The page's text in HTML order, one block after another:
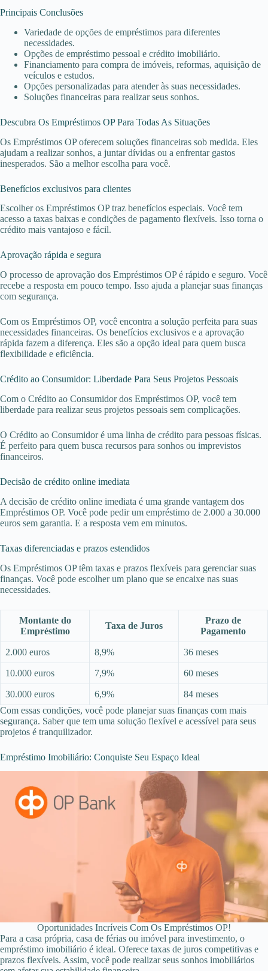
Principais Conclusões
Variedade de opções de empréstimos para diferentes
necessidades.
Opções de empréstimo pessoal e crédito imobiliário.
Financiamento para compra de imóveis, reformas, aquisição de
veículos e estudos.
Opções personalizadas para atender às suas necessidades.
Soluções financeiras para realizar seus sonhos.
Descubra Os Empréstimos OP Para Todas As Situações
Os Empréstimos OP oferecem soluções financeiras sob medida. Eles
ajudam a realizar sonhos, a juntar dívidas ou a enfrentar gastos
inesperados. São a melhor escolha para você.
Benefícios exclusivos para clientes
Escolher os Empréstimos OP traz benefícios especiais. Você tem
acesso a taxas baixas e condições de pagamento flexíveis. Isso torna o
crédito mais vantajoso e fácil.
Aprovação rápida e segura
O processo de aprovação dos Empréstimos OP é rápido e seguro. Você
recebe a resposta em pouco tempo. Isso ajuda a planejar suas finanças
com segurança.
Com os Empréstimos OP, você encontra a solução perfeita para suas
necessidades financeiras. Os benefícios exclusivos e a aprovação
rápida fazem a diferença. Eles são a opção ideal para quem busca
flexibilidade e eficiência.
Crédito ao Consumidor: Liberdade Para Seus Projetos Pessoais
Com o Crédito ao Consumidor dos Empréstimos OP, você tem
liberdade para realizar seus projetos pessoais sem complicações.
O Crédito ao Consumidor é uma linha de crédito para pessoas físicas.
É perfeito para quem busca recursos para sonhos ou imprevistos
financeiros.
Decisão de crédito online imediata
A decisão de crédito online imediata é uma grande vantagem dos
Empréstimos OP. Você pode pedir um empréstimo de 2.000 a 30.000
euros sem garantia. E a resposta vem em minutos.
Taxas diferenciadas e prazos estendidos
Os Empréstimos OP têm taxas e prazos flexíveis para gerenciar suas
finanças. Você pode escolher um plano que se encaixe nas suas
necessidades.
Montante do
Empréstimo
Taxa de Juros
Prazo de
Pagamento
2.000 euros 8,9% 36 meses
10.000 euros 7,9% 60 meses
30.000 euros 6,9%
84 meses
Com essas condições, você pode planejar suas finanças com mais
segurança. Saber que tem uma solução flexível e acessível para seus
projetos é tranquilizador.
Empréstimo Imobiliário: Conquiste Seu Espaço Ideal
Oportunidades Incríveis Com Os Empréstimos OP!
Para a casa própria, casa de férias ou imóvel para investimento, o
empréstimo imobiliário é ideal. Oferece taxas de juros competitivas e
prazos flexíveis. Assim, você pode realizar seus sonhos imobiliários